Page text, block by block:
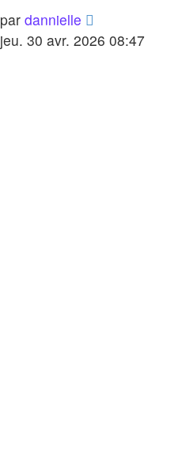
par dannielle
jeu. 30 avr. 2026 08:47